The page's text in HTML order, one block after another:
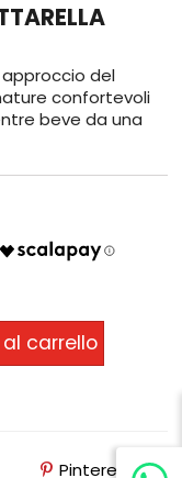
del
confortevoli
beve da una
carrello
Pinterest